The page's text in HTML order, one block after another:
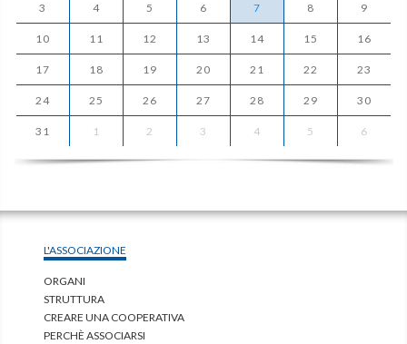
3 4 5 6 7 8 9
10 11 12 13 14 15 16
17 18 19 20 21 22 23
24 25 26 27 28 29 30
31 1 2 3 4 5 6
L'ASSOCIAZIONE
ORGANI
STRUTTURA
CREARE UNA COOPERATIVA
PERCHÈ ASSOCIARSI